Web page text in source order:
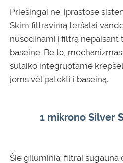
Priešingai nei įprastose
Skim filtravimą teršalai
nusodinami į filtrą nepaisant
baseine. Be to,
sulaiko integruotame
joms vėl patekti į baseiną.
1 mikrono Silver
Šie giluminiai filtrai